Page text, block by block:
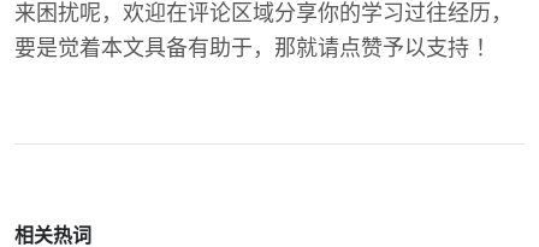
来困扰呢，欢迎在评论区域分享你的学习过往经历，
要是觉着本文具备有助于，那就请点赞予以支持 ！
相关热词